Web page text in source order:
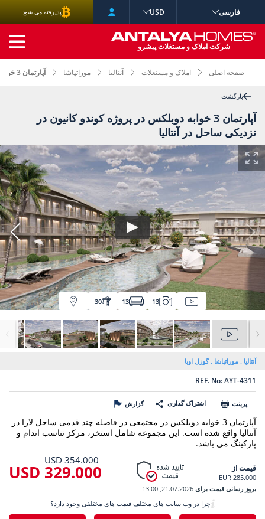
صفحه اصلی املاک و مستغلات آنتالیا موراتپاشا آپارتمان 3 خوابه دوبلکس در پروژه کوندو کانیون در نزدیکی ساحل در آنتالیا
بازگشت
آپارتمان 3 خوابه دوبلکس در پروژه کوندو کانیون در
نزدیکی ساحل در آنتالیا
13
13
30
آنتالیا موراتپاشا گوزل اوبا
REF. No: AYT-4311
پرینت اشتراک گذاری گزارش
آپارتمان 3 خوابه دوبلکس در مجتمعی در فاصله چند قدمی ساحل لارا در
آنتالیا واقع شده است. این مجموعه شامل استخر، مرکز تناسب اندام و
پارکینگ می باشد.
قیمت از
285.000 EUR
354.000 USD
329.000 USD
بروز رسانی قیمت برای 21.07.2026, 13.00
چرا در وب سایت های مختلف قیمت های مختلفی وجود دارد؟
فارسی USD پذیرفته می شود
شرکت املاک و مستغلات پیشرو
جستجوی پیشرفته